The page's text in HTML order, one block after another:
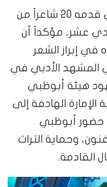
كما أشاد بالمستوى الذي قدمه 20 شاعراً من
عشر، مؤكداً أن
في إبراز الشعر
المشهد الأدبي في
هيئة أبوظبي
الهادفة إلى
حضور أبوظبي
وحماية التراث
القادمة.